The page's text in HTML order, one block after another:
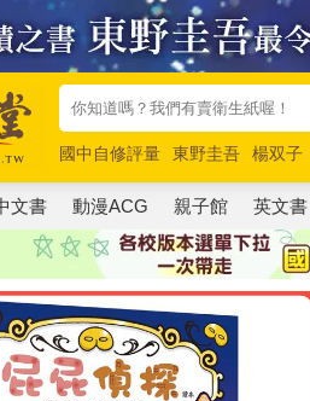
國中自修評量 東野圭吾 楊双子
唯紅花綻放
奧德賽 路邊攤新作
文書 動漫ACG 親子館 英文書